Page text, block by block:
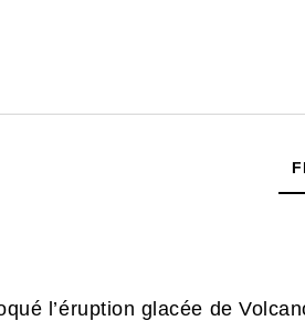
l’éruption glacée de